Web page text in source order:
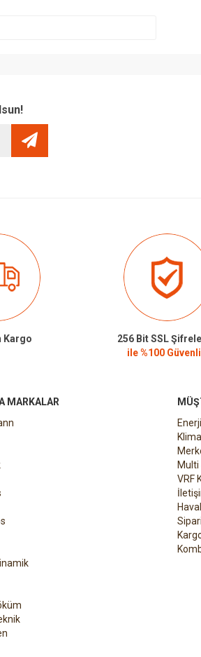
Kargo
256 Bit SSL
ile %100
MARKALAR
VRF